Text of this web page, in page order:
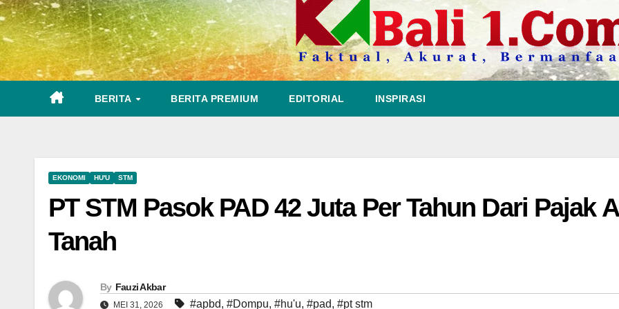
BERITA BERITA PREMIUM EDITORIAL INSPIRASI
EKONOMI HU'U STM
PT STM Pasok PAD 42 Juta Per Tahun Dari Pajak
Tanah
By Fauzi Akbar
MEI 31, 2026 #apbd, #Dompu, #hu'u, #pad, #pt stm